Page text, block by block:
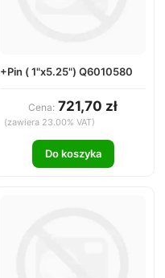
+Pin ( 1"x5.25") Q6010580
Cena: 721,70 zł
(zawiera 23.00% VAT)
Do koszyka